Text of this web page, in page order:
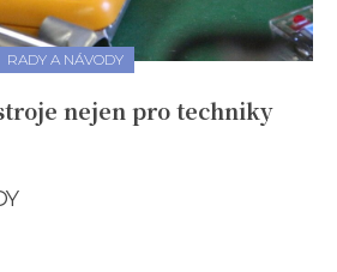
RADY A NÁVODY
nejen pro techniky